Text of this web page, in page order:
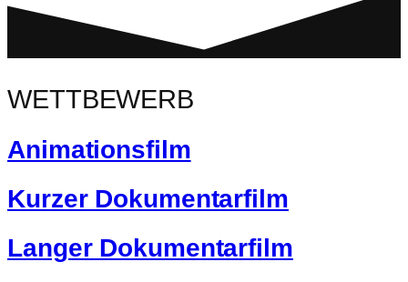
WETTBEWERB
Animationsfilm
Kurzer Dokumentarfilm
Langer Dokumentarfilm